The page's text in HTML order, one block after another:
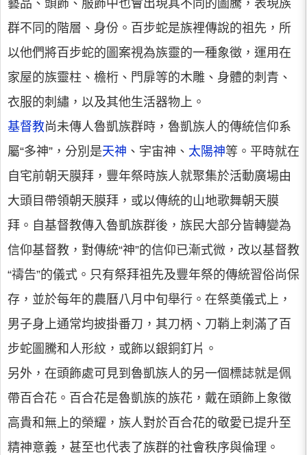
藝品、頭飾、服飾中也會出現其不同的圖騰，表現族
群不同的階層、身份。百步蛇是族裡傳說的祖先，所
以他們將百步蛇的圖案視為族靈的一種象徵，運用在
家屋的族靈柱、檐桁、門扉等的木雕、身體的刺青、
衣服的刺繡，以及其他生活器物上。
基督教尚未傳人魯凱族群時，魯凱族人的傳統信仰系
屬“多神”，分別是天神 、宇宙神、 太陽神等。平時就在
自宅前朝天膜拜，豐年祭時族人就聚集於活動廣場由
大頭目帶領朝天膜拜，或以傳統的山地歌舞朝天膜
拜。自基督教傳入魯凱族群後，族民大部分皆轉變為
信仰基督教，對傳統“神”的信仰已漸式微，改以基督教
“禱告”的儀式。只有祭拜祖先及豐年祭的傳統習俗尚保
存，並於每年的農曆八月中旬舉行。在祭奠儀式上，
男子身上通常均披掛番刀，其刀柄、刀鞘上刺滿了百
步蛇圖騰和人形紋，或飾以銀銅釘片。
另外，在頭飾處可見到魯凱族人的另一個標誌就是佩
帶百合花。百合花是魯凱族的族花，戴在頭飾上象徵
高貴和無上的榮耀，族人對於百合花的敬愛已提升至
精神意義，甚至也代表了族群的社會秩序與倫理。